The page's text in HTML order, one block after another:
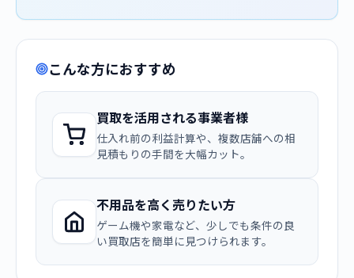
こんな方におすすめ
買取を活用される事業者様
仕入れ前の利益計算や、複数店舗への相
見積もりの手間を大幅カット。
不用品を高く売りたい方
ゲーム機や家電など、少しでも条件の良
い買取店を簡単に見つけられます。